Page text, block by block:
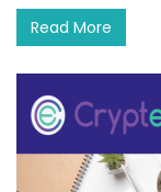
Read More